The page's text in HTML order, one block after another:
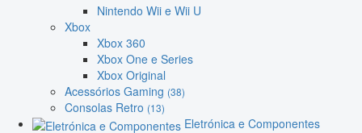
Nintendo Wii e Wii U
Xbox
Xbox 360
Xbox One e Series
Xbox Original
Acessórios Gaming (38)
Consolas Retro (13)
Eletrónica e Componentes